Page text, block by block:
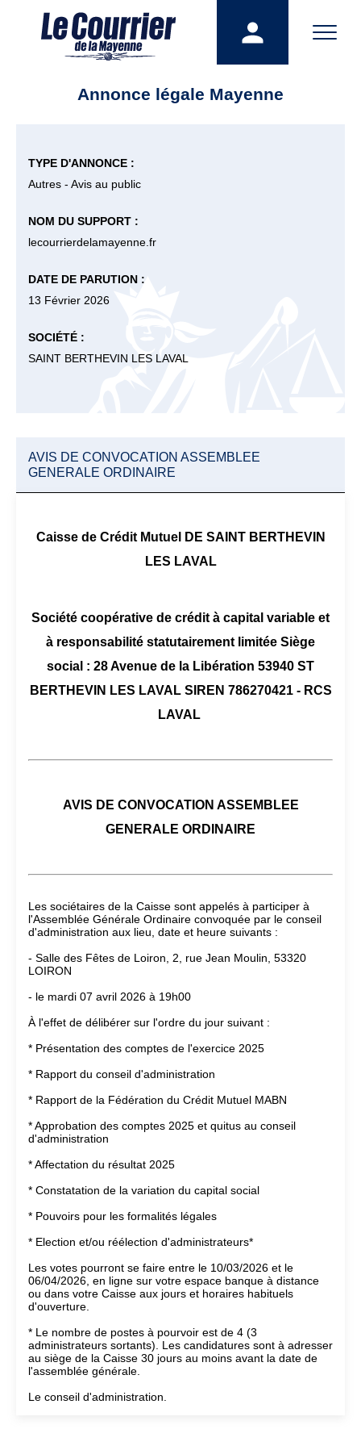
Annonce légale Mayenne
TYPE D'ANNONCE :
Autres - Avis au public
NOM DU SUPPORT :
lecourrierdelamayenne.fr
DATE DE PARUTION :
13 Février 2026
SOCIÉTÉ :
SAINT BERTHEVIN LES LAVAL
AVIS DE CONVOCATION ASSEMBLEE
GENERALE ORDINAIRE
Caisse de Crédit Mutuel DE SAINT BERTHEVIN
LES LAVAL
Société coopérative de crédit à capital variable et
à responsabilité statutairement limitée Siège
social : 28 Avenue de la Libération 53940 ST
BERTHEVIN LES LAVAL SIREN 786270421 - RCS
LAVAL
AVIS DE CONVOCATION ASSEMBLEE
GENERALE ORDINAIRE
Les sociétaires de la Caisse sont appelés à participer à
l'Assemblée Générale Ordinaire convoquée par le conseil
d'administration aux lieu, date et heure suivants :
- Salle des Fêtes de Loiron, 2, rue Jean Moulin, 53320
LOIRON
- le mardi 07 avril 2026 à 19h00
À l'effet de délibérer sur l'ordre du jour suivant :
* Présentation des comptes de l'exercice 2025
* Rapport du conseil d'administration
* Rapport de la Fédération du Crédit Mutuel MABN
* Approbation des comptes 2025 et quitus au conseil
d'administration
* Affectation du résultat 2025
* Constatation de la variation du capital social
* Pouvoirs pour les formalités légales
* Election et/ou réélection d'administrateurs*
Les votes pourront se faire entre le 10/03/2026 et le
06/04/2026, en ligne sur votre espace banque à distance
ou dans votre Caisse aux jours et horaires habituels
d'ouverture.
* Le nombre de postes à pourvoir est de 4 (3
administrateurs sortants). Les candidatures sont à adresser
au siège de la Caisse 30 jours au moins avant la date de
l'assemblée générale.
Le conseil d'administration.